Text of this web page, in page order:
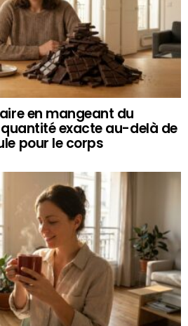
en mangeant du
exacte au-delà de
pour le corps